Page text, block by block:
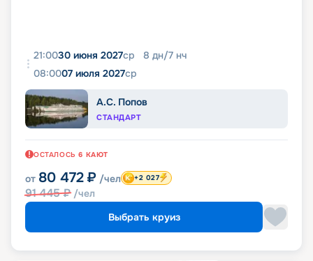
21:0030 июня 2027ср 8 дн/7 нч
08:0007 июля 2027ср
А.С. Попов
СТАНДАРТ
ОСТАЛОСЬ 6 КАЮТ
от 80 472 ₽ /чел
91 445₽ /чел
+2 027
Выбрать круиз